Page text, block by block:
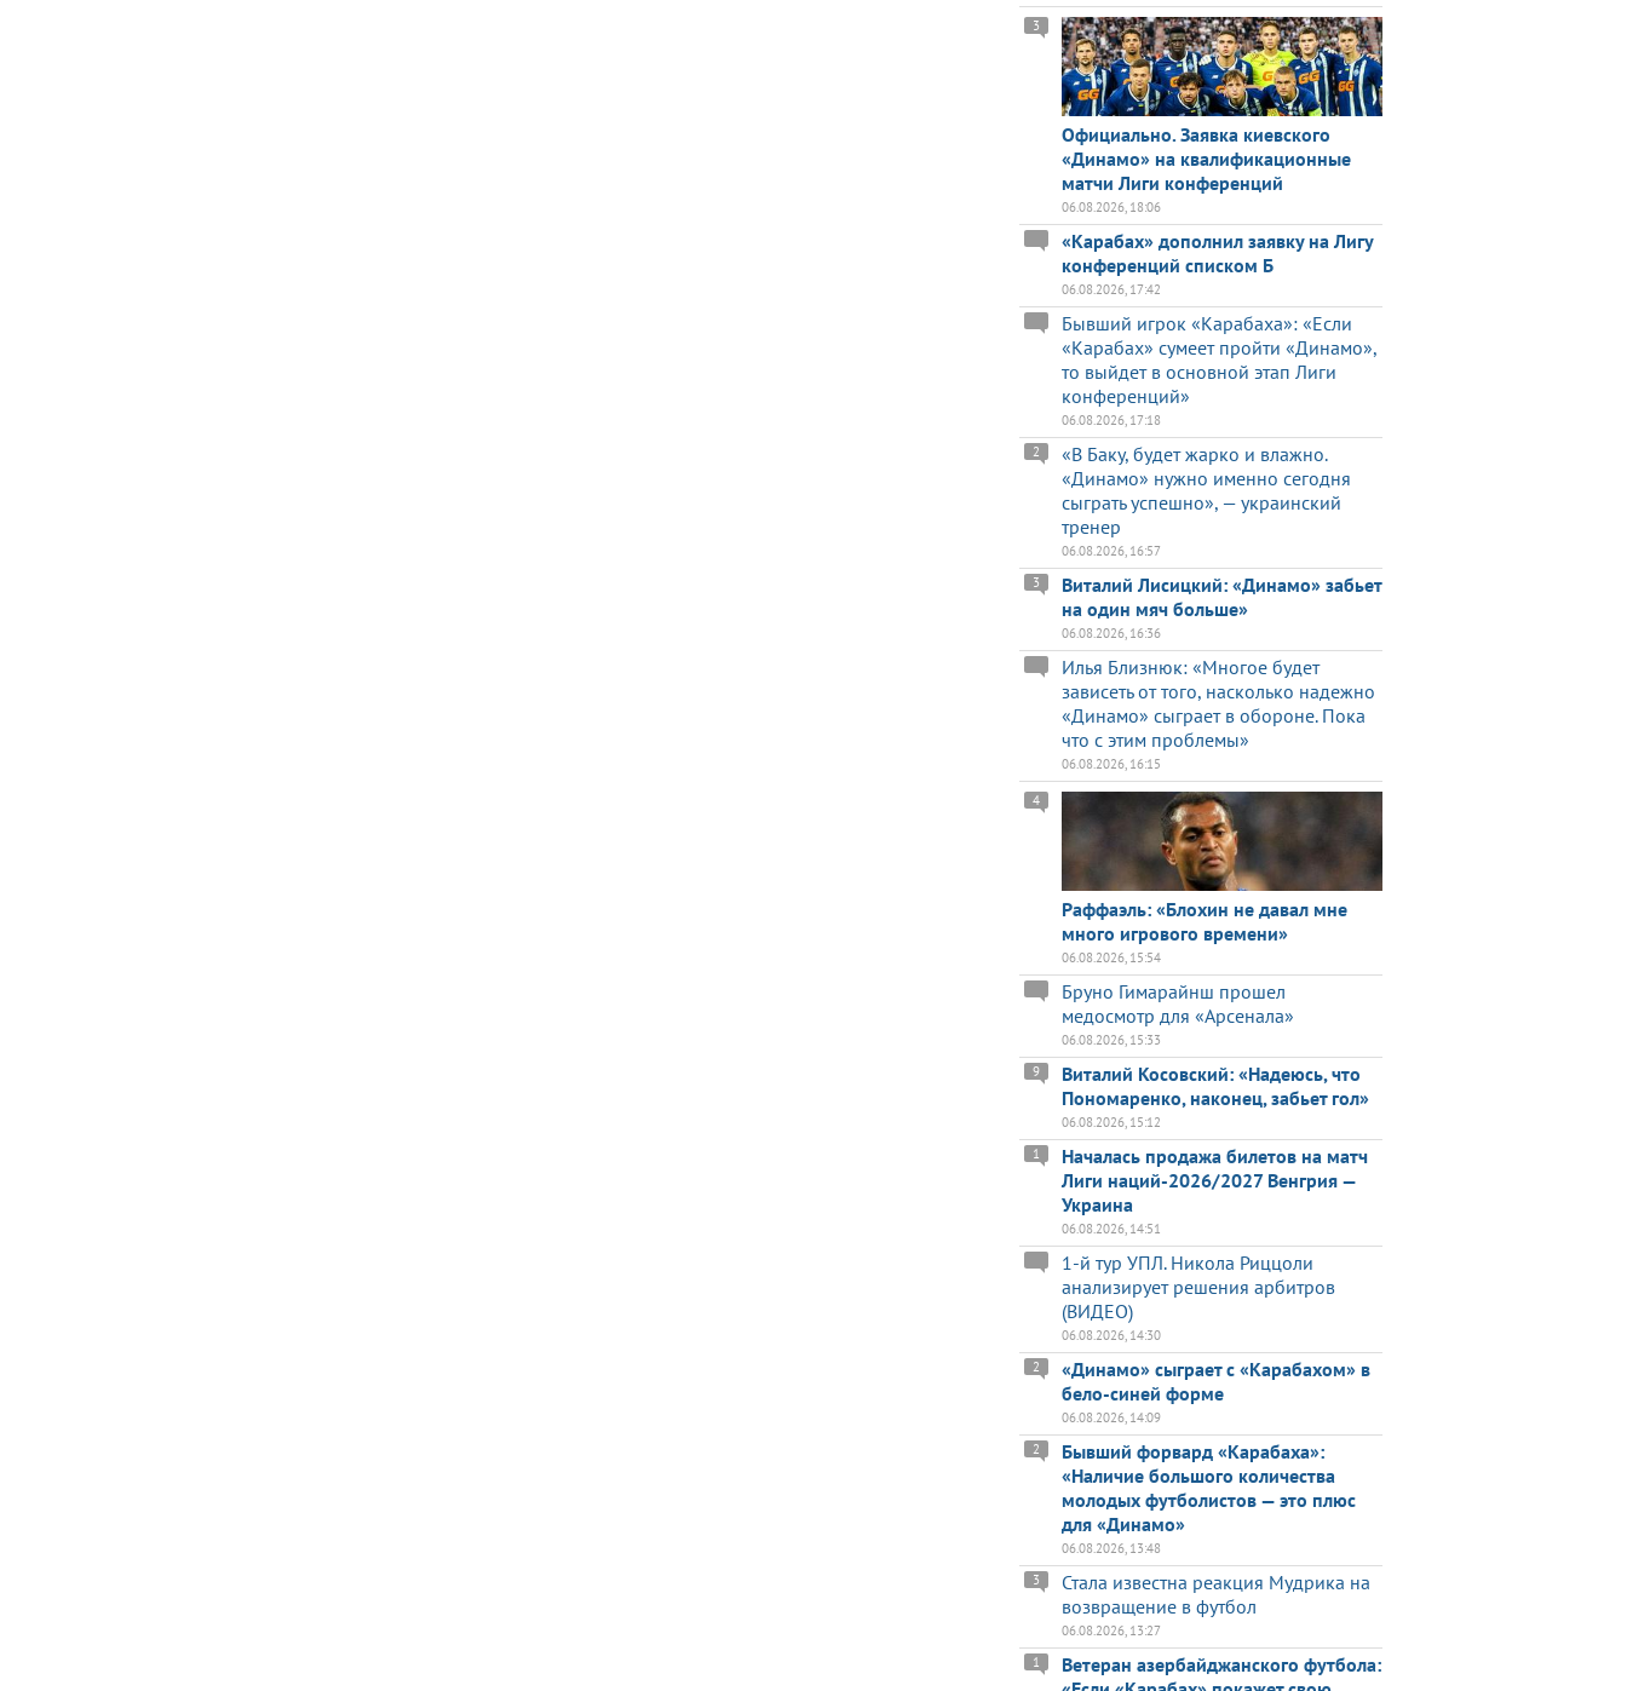
Официально. Заявка киевского
«Динамо» на квалификационные
матчи Лиги конференций
3
06.08.2026, 18:06
«Карабах» дополнил заявку на Лигу
конференций списком Б
06.08.2026, 17:42
Бывший игрок «Карабаха»: «Если
«Карабах» сумеет пройти «Динамо»,
то выйдет в основной этап Лиги
конференций»
06.08.2026, 17:18
«В Баку, будет жарко и влажно.
«Динамо» нужно именно сегодня
сыграть успешно», — украинский
тренер
2
06.08.2026, 16:57
Виталий Лисицкий: «Динамо» забьет
на один мяч больше»
3
06.08.2026, 16:36
Илья Близнюк: «Многое будет
зависеть от того, насколько надежно
«Динамо» сыграет в обороне. Пока
что с этим проблемы»
06.08.2026, 16:15
Раффаэль: «Блохин не давал мне
много игрового времени»
4
06.08.2026, 15:54
Бруно Гимарайнш прошел
медосмотр для «Арсенала»
06.08.2026, 15:33
Виталий Косовский: «Надеюсь, что
Пономаренко, наконец, забьет гол»
9
06.08.2026, 15:12
Началась продажа билетов на матч
Лиги наций-2026/2027 Венгрия —
Украина
1
06.08.2026, 14:51
1-й тур УПЛ. Никола Риццоли
анализирует решения арбитров
(ВИДЕО)
06.08.2026, 14:30
«Динамо» сыграет с «Карабахом» в
бело-синей форме
2
06.08.2026, 14:09
Бывший форвард «Карабаха»:
«Наличие большого количества
молодых футболистов — это плюс
для «Динамо»
2
06.08.2026, 13:48
Стала известна реакция Мудрика на
возвращение в футбол
3
06.08.2026, 13:27
Ветеран азербайджанского футбола:
1